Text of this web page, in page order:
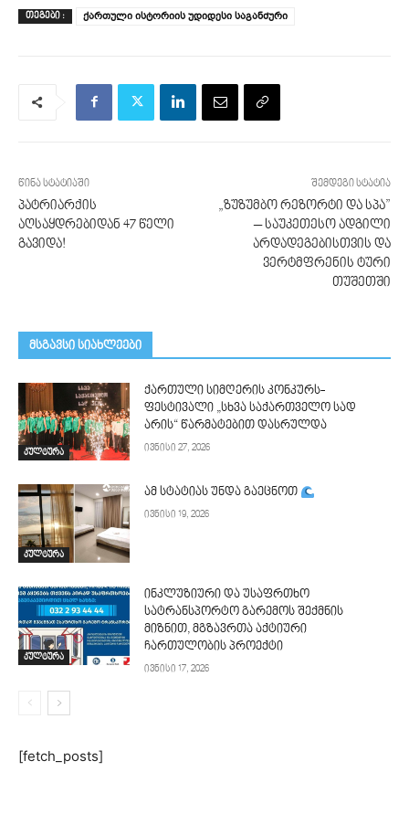
ᲗᲔᲒᲔᲑᲘ : ქართული ისტორიის უდიდესი საგანძური
წინა სტატიაში
პატრიარქის
აღსაყდრებიდან 47 წელი
გავიდა!
შემდეგი სტატია
„ზუზუმბო რეზორტი და სპა”
– საუკეთესო ადგილი
არდადეგებისთვის და
ვერტმფრენის ტური
თუშეთში
მსგავსი სიახლეები
კულტურა
ქართული სიმღერის კონკურს-
ფესტივალი „სხვა საქართველო სად
არის“ წარმატებით დასრულდა
ივნისი 27, 2026
კულტურა
ამ სტატიას უნდა გაეცნოთ
ივნისი 19, 2026
კულტურა
ინკლუზიური და უსაფრთხო
სატრანსპორტო გარემოს შექმნის
მიზნით, მგზავრთა აქტიური
ჩართულობის პროექტი
ივნისი 17, 2026
[fetch_posts]